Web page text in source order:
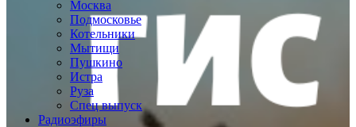
Москва
Подмосковье
Котельники
Мытищи
Пушкино
Истра
Руза
Спец выпуск
Радиоэфиры